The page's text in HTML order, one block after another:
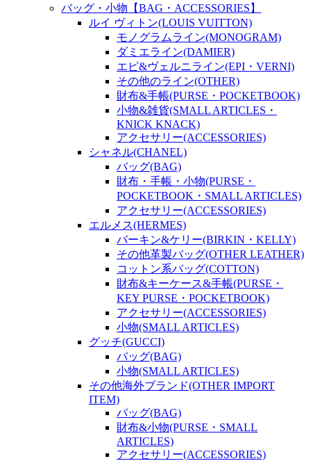
バッグ・小物【BAG・ACCESSORIES】
ルイ ヴィトン(LOUIS VUITTON)
モノグラムライン(MONOGRAM)
ダミエライン(DAMIER)
エピ&ヴェルニライン(EPI・VERNI)
その他のライン(OTHER)
財布&手帳(PURSE・POCKETBOOK)
小物&雑貨(SMALL ARTICLES・
KNICK KNACK)
アクセサリー(ACCESSORIES)
シャネル(CHANEL)
バッグ(BAG)
財布・手帳・小物(PURSE・
POCKETBOOK・SMALL ARTICLES)
アクセサリー(ACCESSORIES)
エルメス(HERMES)
バーキン&ケリー(BIRKIN・KELLY)
その他革製バッグ(OTHER LEATHER)
コットン系バッグ(COTTON)
財布&キーケース&手帳(PURSE・
KEY PURSE・POCKETBOOK)
アクセサリー(ACCESSORIES)
小物(SMALL ARTICLES)
グッチ(GUCCI)
バッグ(BAG)
小物(SMALL ARTICLES)
その他海外ブランド(OTHER IMPORT
ITEM)
バッグ(BAG)
財布&小物(PURSE・SMALL
ARTICLES)
アクセサリー(ACCESSORIES)